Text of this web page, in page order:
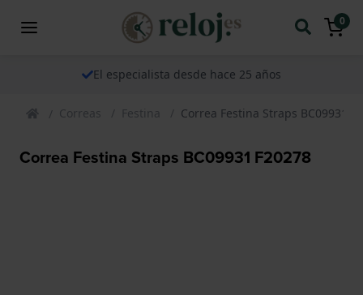
0
El especialista desde hace 25 años
Correas Festina Correa Festina Straps BC09931
Correa Festina Straps BC09931 F20278